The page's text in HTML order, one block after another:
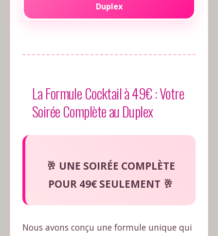
Duplex
La Formule Cocktail à 49€ : Votre
Soirée Complète au Duplex
🥂 UNE SOIRÉE COMPLÈTE
POUR 49€ SEULEMENT 🥂
Nous avons conçu une formule unique qui